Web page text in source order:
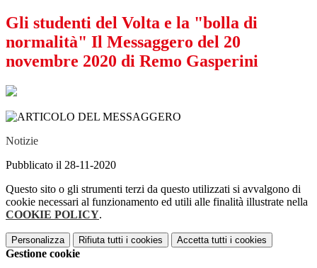
Gli studenti del Volta e la "bolla di
normalità" Il Messaggero del 20
novembre 2020 di Remo Gasperini
Notizie
Pubblicato il 28-11-2020
Questo sito o gli strumenti terzi da questo utilizzati si avvalgono di
cookie necessari al funzionamento ed utili alle finalità illustrate nella
COOKIE POLICY.
Personalizza Rifiuta tutti i cookies Accetta tutti i cookies
Gestione cookie